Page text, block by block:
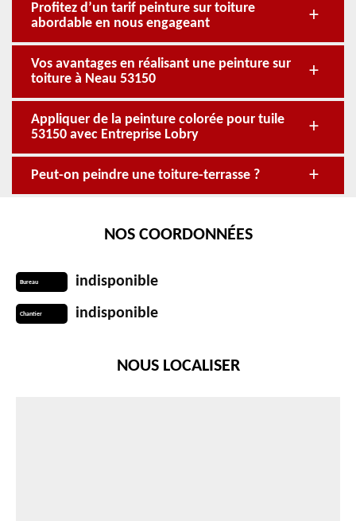
Profitez d’un tarif peinture sur toiture
abordable en nous engageant
Vos avantages en réalisant une peinture sur
toiture à Neau 53150
Appliquer de la peinture colorée pour tuile
53150 avec Entreprise Lobry
Peut-on peindre une toiture-terrasse ?
NOS COORDONNÉES
Bureau indisponible
Chantier indisponible
NOUS LOCALISER